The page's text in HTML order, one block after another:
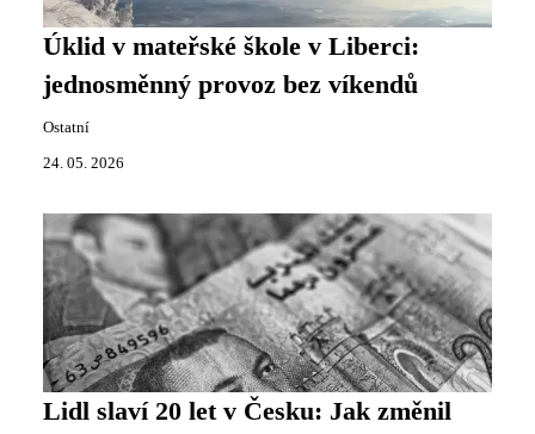
Úklid v mateřské škole v Liberci:
jednosměnný provoz bez víkendů
Ostatní
24. 05. 2026
Lidl slaví 20 let v Česku: Jak změnil